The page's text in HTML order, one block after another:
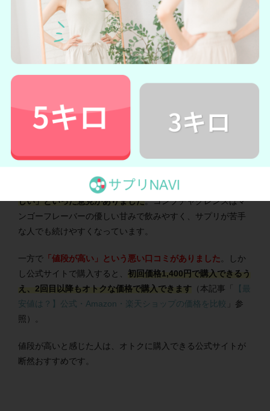
飲みやすい
おいしい
コンブチャクレンズの良い口コミには「飲みやすい」「おい
しい」といった意見がありました。コンブチャクレンズはマ
ンゴーフレーバーの優しい甘みで飲みやすく、サプリが苦手
な人でも続けやすくなっています。
一方で 「値段が高い」という悪い口コミがありました 。しか
し公式サイトで購入すると、 初回価格1,400 円で購入できるう
え、2回目以降もオトクな価格で購入できます （本記事「
【最
安値は？】公式・Amazon・楽天ショップの価格を比較
」参
照）。
値段が高いと感じた人は、オトクに購入できる公式サイトが
断然おすすめです。